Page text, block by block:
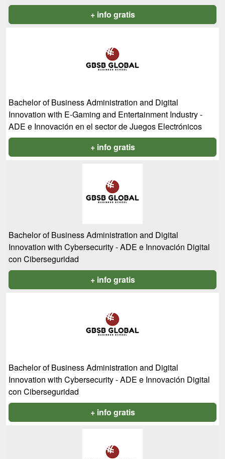
+ info gratis
Bachelor of Business Administration and Digital
Innovation with E-Gaming and Entertainment Industry -
ADE e Innovación en el sector de Juegos Electrónicos
+ info gratis
Bachelor of Business Administration and Digital
Innovation with Cybersecurity - ADE e Innovación Digital
con Ciberseguridad
+ info gratis
Bachelor of Business Administration and Digital
Innovation with Cybersecurity - ADE e Innovación Digital
con Ciberseguridad
+ info gratis